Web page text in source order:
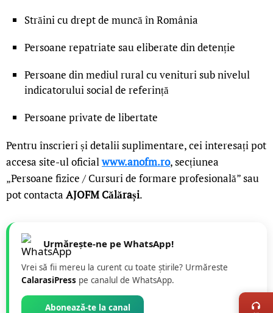
Străini cu drept de muncă în România
Persoane repatriate sau eliberate din detenție
Persoane din mediul rural cu venituri sub nivelul
indicatorului social de referință
Persoane private de libertate
Pentru înscrieri și detalii suplimentare, cei interesați pot
accesa site-ul oficialwww.anofm.ro, secțiunea
„Persoane fizice / Cursuri de formare profesională” sau
pot contacta AJOFM Călărași.
Urmărește-ne pe WhatsApp!
Vrei să fii mereu la curent cu toate știrile? Urmăreste
CalarasiPress pe canalul de WhatsApp.
Abonează-te la canal